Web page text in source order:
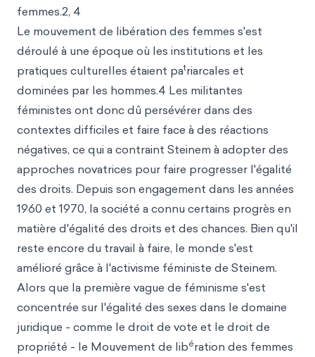
femmes.2, 4
Le mouvement de libération des femmes s'est
déroulé à une époque où les institutions et les
pratiques culturelles étaient patriarcales et
dominées par les hommes.4 Les militantes
féministes ont donc dû persévérer dans des
contextes difficiles et faire face à des réactions
négatives, ce qui a contraint Steinem à adopter des
approches novatrices pour faire progresser l'égalité
des droits. Depuis son engagement dans les années
1960 et 1970, la société a connu certains progrès en
matière d'égalité des droits et des chances. Bien qu'il
reste encore du travail à faire, le monde s'est
amélioré grâce à l'activisme féministe de Steinem.
Alors que la première vague de féminisme s'est
concentrée sur l'égalité des sexes dans le domaine
juridique - comme le droit de vote et le droit de
propriété - le Mouvement de libération des femmes